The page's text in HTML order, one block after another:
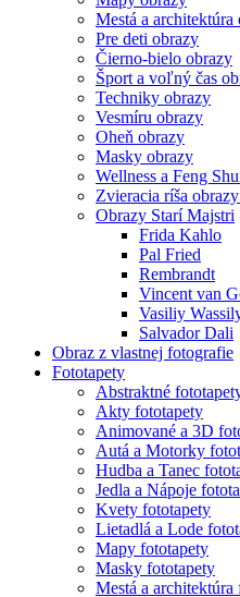
Mestá a architektúra
Pre deti obrazy
Čierno-bielo obrazy
Šport a voľný čas
Techniky obrazy
Vesmíru obrazy
Oheň obrazy
Masky obrazy
Wellness a Feng
Zvieracia ríša
Obrazy Starí Majstri
Frida Kahlo
Pal Fried
Rembrandt
Vincent van
Vasiliy
Salvador Dali
Obraz z vlastnej fotografie
Fototapety
Abstraktné
Akty fototapety
Animované a 3D
Autá a Motorky
Hudba a Tanec
Jedla a Nápoje
Kvety fototapety
Lietadlá a Lode
Mapy fototapety
Masky fototapety
Mestá a architektúra